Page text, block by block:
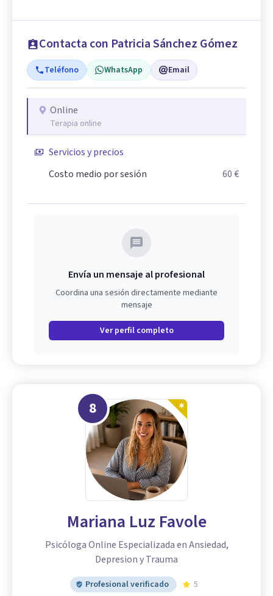
Contacta con Patricia Sánchez Gómez
Teléfono WhatsApp Email
Online
Terapia online
Servicios y precios
Costo medio por sesión
60 €
Envía un mensaje al profesional
Coordina una sesión directamente mediante
mensaje
Ver perfil completo
8
Mariana Luz Favole
Psicóloga Online Especializada en Ansiedad,
Depresion y Trauma
Profesional verificado 5